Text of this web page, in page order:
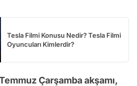
Tesla Filmi Konusu Nedir? Tesla Filmi
Oyuncuları Kimlerdir?
Çarşamba akşamı,